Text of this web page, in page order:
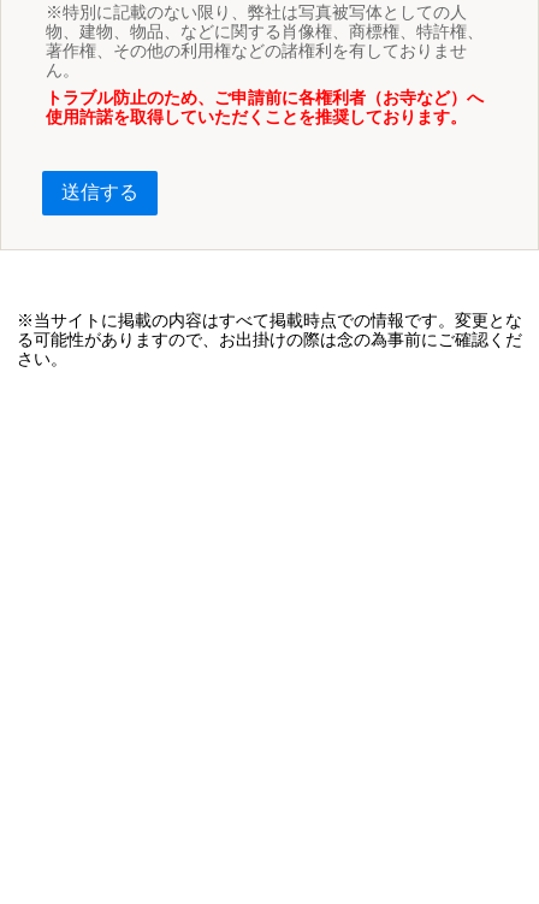
※特別に記載のない限り、弊社は写真被写体としての人
物、建物、物品、などに関する肖像権、商標権、特許権、
著作権、その他の利用権などの諸権利を有しておりませ
ん。
トラブル防止のため、ご申請前に各権利者（お寺など）へ
使用許諾を取得していただくことを推奨しております。
送信する
※当サイトに掲載の内容はすべて掲載時点での情報です。変更とな
る可能性がありますので、お出掛けの際は念の為事前にご確認くだ
さい。